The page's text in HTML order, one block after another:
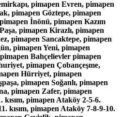
pimapen Evren, pimapen
pimapen Göztepe, pimapen
İnönü, pimapen Kazım
pimapen Kirazlı, pimapen
pimapen Sancaktepe, pimapen
pimapen Yeni, pimapen
Bahçelievler pimapen
pimapen Çobançeşme,
Hürriyet, pimapen
pimapen Soğanlı, pimapen
pimapen Zafer, pimapen
pimapen Ataköy 2-5-6.
kısım, pimapen Ataköy 7-8-9-10.